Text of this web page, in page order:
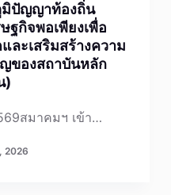
มิปัญญาท้องถิ่น
ฐกิจพอเพียงเพื่อ
ะเสริมสร้างความ
ของสถาบันหลัก
)
สมาคมฯ เข้า…
2026